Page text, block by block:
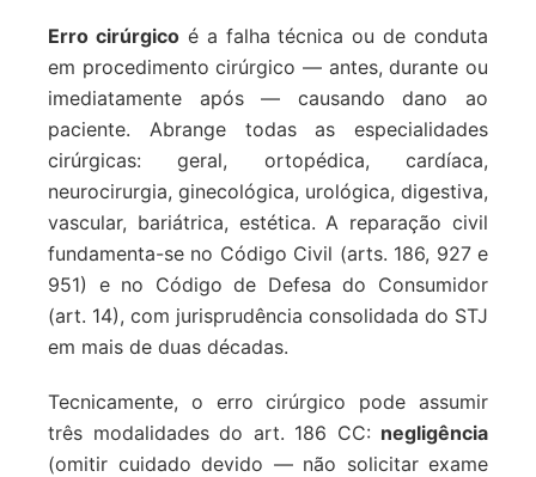
Erro cirúrgicoé a falha técnica ou de conduta
em procedimento cirúrgico — antes, durante ou
imediatamente após — causando dano ao
paciente. Abrange todas as especialidades
cirúrgicas: geral, ortopédica, cardíaca,
neurocirurgia, ginecológica, urológica, digestiva,
vascular, bariátrica, estética. A reparação civil
fundamenta-se no Código Civil (arts. 186, 927 e
951) e no Código de Defesa do Consumidor
(art. 14), com jurisprudência consolidada do STJ
em mais de duas décadas.
Tecnicamente, o erro cirúrgico pode assumir
três modalidades do art. 186 CC: negligência
(omitir cuidado devido — não solicitar exame